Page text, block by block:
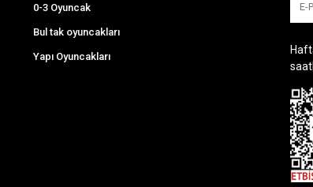
0-3 Oyuncak
Bul tak oyuncakları
Yapı Oyuncakları